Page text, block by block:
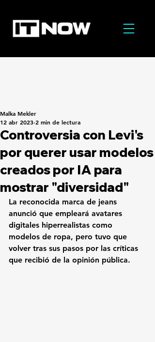
Controversia con Levi's
por querer usar modelos
creados por IA para
mostrar "diversidad"
Malka Mekler
12 abr 2023 2 min de lectura
La reconocida marca de jeans
anunció que empleará avatares
digitales hiperrealistas como
modelos de ropa, pero tuvo que
volver tras sus pasos por las críticas
que recibió de la opinión pública.